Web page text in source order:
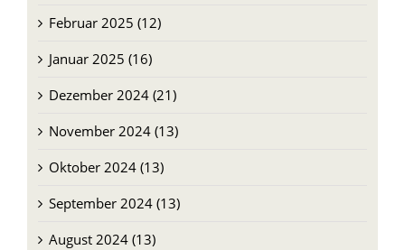
Februar 2025 (12)
Januar 2025 (16)
Dezember 2024 (21)
November 2024 (13)
Oktober 2024 (13)
September 2024 (13)
August 2024 (13)